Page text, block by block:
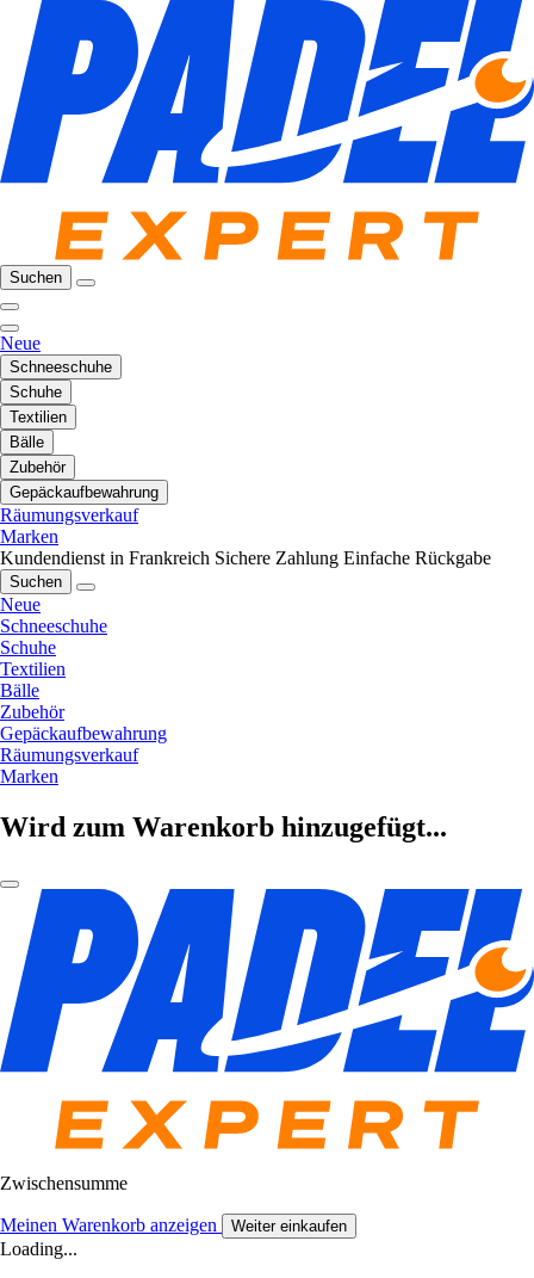
Suchen
Neue
Schneeschuhe
Schuhe
Textilien
Bälle
Zubehör
Gepäckaufbewahrung
Räumungsverkauf
Marken
Kundendienst in Frankreich Sichere Zahlung Einfache Rückgabe
Suchen
Neue
Schneeschuhe
Schuhe
Textilien
Bälle
Zubehör
Gepäckaufbewahrung
Räumungsverkauf
Marken
Wird zum Warenkorb hinzugefügt...
Zwischensumme
Meinen Warenkorb anzeigen Weiter einkaufen
Loading...